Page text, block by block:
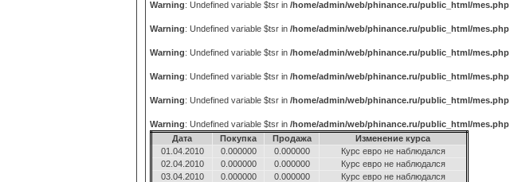
Warning: Undefined variable $tsr in /home/admin/web/phinance.ru/public_html/mes.php
Warning: Undefined variable $tsr in /home/admin/web/phinance.ru/public_html/mes.php
Warning: Undefined variable $tsr in /home/admin/web/phinance.ru/public_html/mes.php
Warning: Undefined variable $tsr in /home/admin/web/phinance.ru/public_html/mes.php
Warning: Undefined variable $tsr in /home/admin/web/phinance.ru/public_html/mes.php
Warning: Undefined variable $tsr in /home/admin/web/phinance.ru/public_html/mes.php
Дата
Покупка Продажа
Изменение курса
01.04.2010
0.000000 0.000000
Курс евро не наблюдался
02.04.2010
0.000000 0.000000
Курс евро не наблюдался
03.04.2010
0.000000 0.000000
Курс евро не наблюдался